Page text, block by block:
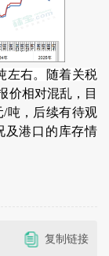
左右。随着关税
价相对混乱，目
/吨，后续有待观
及港口的库存情
复制链接